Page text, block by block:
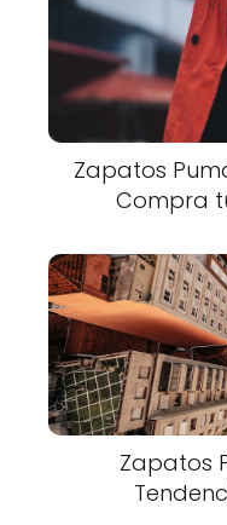
Zapatos
Compra
Zapatos